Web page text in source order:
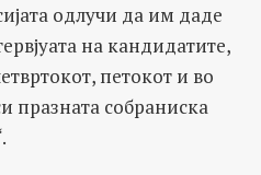
одлучи да им даде
на кандидатите,
петокот и во
празната собраниска